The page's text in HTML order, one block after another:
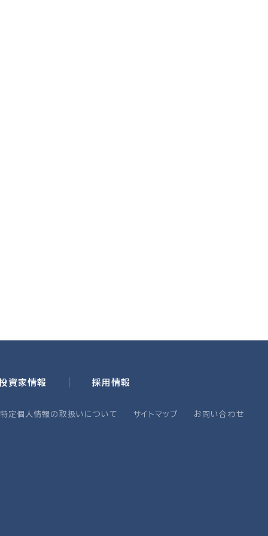
資家情報 採用情報
定個人情報の取扱いについて サイトマップ お問い合わせ